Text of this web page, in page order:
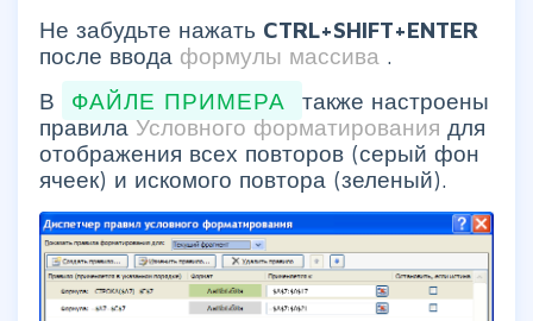
Не забудьте нажать CTRL+SHIFT+ENTER
после ввода формулы массива .
В
ФАЙЛЕ ПРИМЕРА
также настроены
правила Условного форматирования для
отображения всех повторов (серый фон
ячеек) и искомого повтора (зеленый).